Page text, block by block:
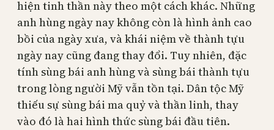
hiện tinh thần này theo một cách khác. Những
anh hùng ngày nay không còn là hình ảnh cao
bồi của ngày xưa, và khái niệm về thành tựu
ngày nay cũng đang thay đổi. Tuy nhiên, đặc
tính sùng bái anh hùng và sùng bái thành tựu
trong lòng người Mỹ vẫn tồn tại. Dân tộc Mỹ
thiếu sự sùng bái ma quỷ và thần linh, thay
vào đó là hai hình thức sùng bái đầu tiên.